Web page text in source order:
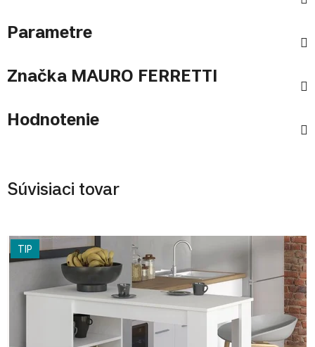
Parametre
Značka MAURO FERRETTI
Hodnotenie
Súvisiaci tovar
TIP